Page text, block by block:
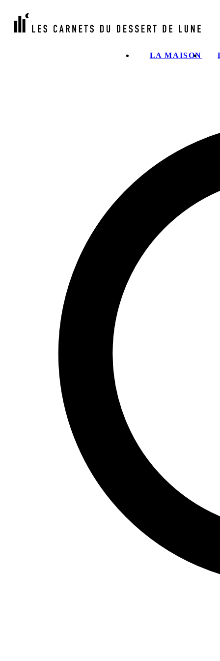
LA MAISON